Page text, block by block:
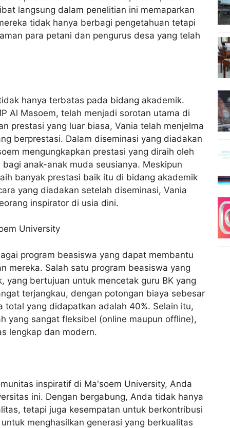
langsung dalam penelitian ini memaparkan
tidak hanya berbagi pengetahuan tetapi
para petani dan pengurus desa yang telah
hanya terbatas pada bidang akademik.
Al Masoem, telah menjadi sorotan utama di
prestasi yang luar biasa, Vania telah menjelma
berprestasi. Dalam diseminasi yang diadakan
mengungkapkan prestasi yang diraih oleh
anak-anak muda seusianya. Meskipun
banyak prestasi baik itu di bidang akademik
yang diadakan setelah diseminasi, Vania
inspirator di usia dini.
University
program beasiswa yang dapat membantu
mereka. Salah satu program beasiswa yang
yang bertujuan untuk mencetak guru BK yang
terjangkau, dengan potongan biaya sebesar
total yang didapatkan adalah 40%. Selain itu,
yang sangat fleksibel (online maupun offline),
lengkap dan modern.
inspiratif di Ma'soem University, Anda
ini. Dengan bergabung, Anda tidak hanya
tetapi juga kesempatan untuk berkontribusi
menghasilkan generasi yang berkualitas